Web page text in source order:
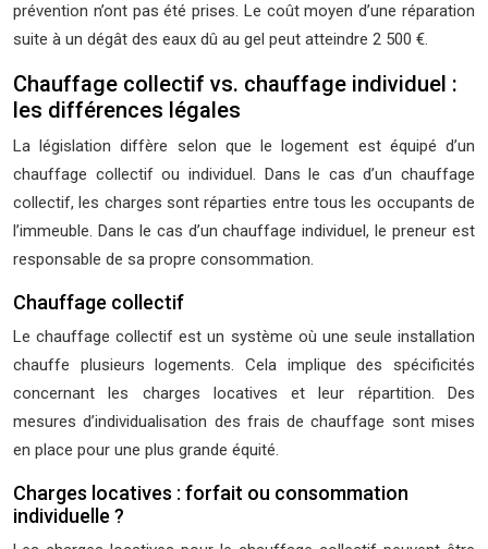
prévention n’ont pas été prises. Le coût moyen d’une réparation
suite à un dégât des eaux dû au gel peut atteindre 2 500 €.
Chauffage collectif vs. chauffage individuel :
les différences légales
La législation diffère selon que le logement est équipé d’un
chauffage collectif ou individuel. Dans le cas d’un chauffage
collectif, les charges sont réparties entre tous les occupants de
l’immeuble. Dans le cas d’un chauffage individuel, le preneur est
responsable de sa propre consommation.
Chauffage collectif
Le chauffage collectif est un système où une seule installation
chauffe plusieurs logements. Cela implique des spécificités
concernant les charges locatives et leur répartition. Des
mesures d’individualisation des frais de chauffage sont mises
en place pour une plus grande équité.
Charges locatives : forfait ou consommation
individuelle ?